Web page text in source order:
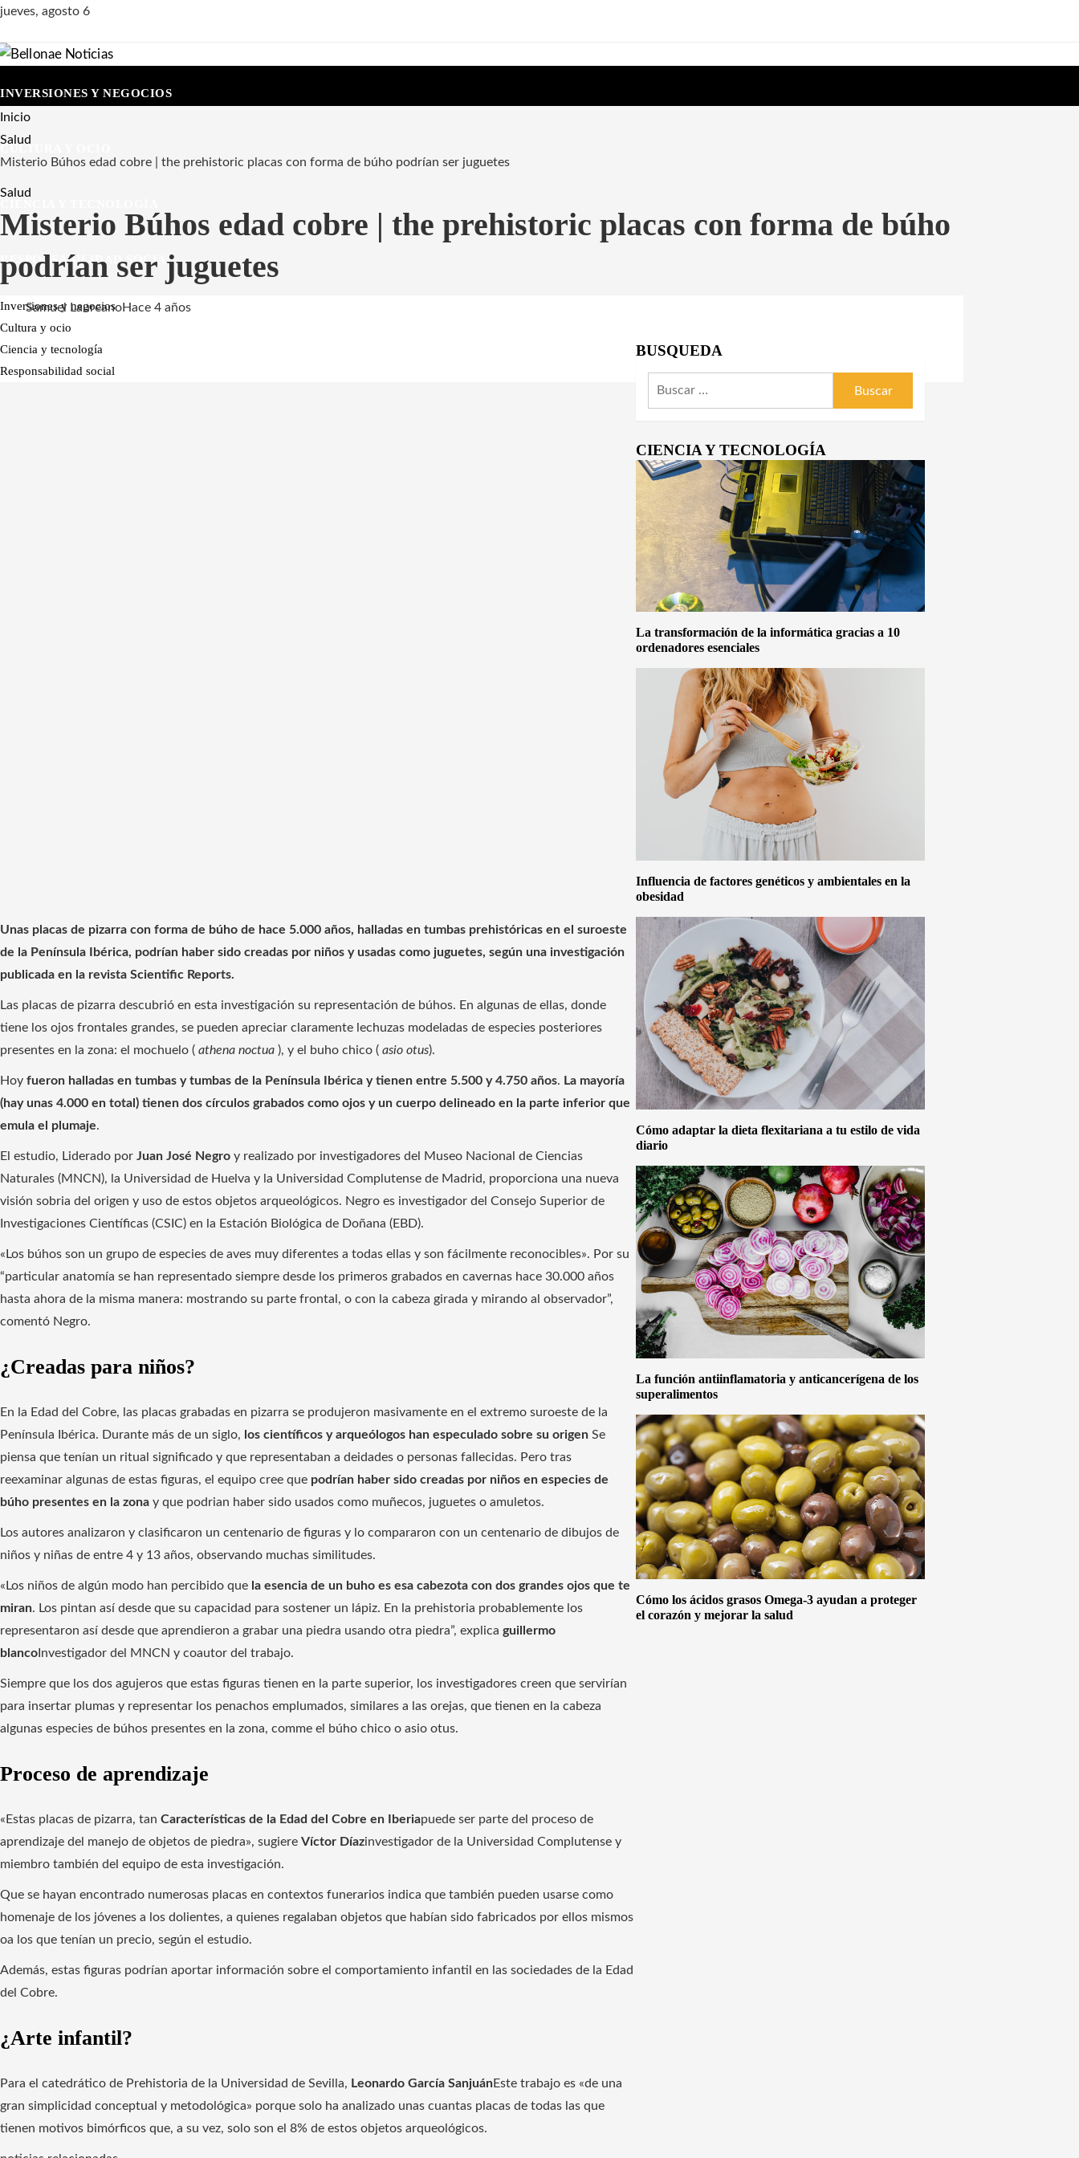
jueves, agosto 6
INVERSIONES Y NEGOCIOS
RESPONSABILIDAD SOCIAL
Inversiones y negocios
Cultura y ocio
Ciencia y tecnología
Responsabilidad social
Inicio
Salud
Misterio Búhos edad cobre | the prehistoric placas con forma de búho podrían ser juguetes
Salud
Misterio Búhos edad cobre | the prehistoric placas con forma de búho
podrían ser juguetes
Samuel LaureanoHace 4 años
Unas placas de pizarra con forma de búho de hace 5.000 años, halladas en tumbas prehistóricas en el suroeste
de la Península Ibérica, podrían haber sido creadas por niños y usadas como juguetes, según una investigación
publicada en la revista Scientific Reports.
Las placas de pizarra descubrió en esta investigación su representación de búhos. En algunas de ellas, donde
tiene los ojos frontales grandes, se pueden apreciar claramente lechuzas modeladas de especies posteriores
presentes en la zona: el mochuelo ( athena noctua ), y el buho chico ( asio otus).
Hoy fueron halladas en tumbas y tumbas de la Península Ibérica y tienen entre 5.500 y 4.750 años. La mayoría
(hay unas 4.000 en total) tienen dos círculos grabados como ojos y un cuerpo delineado en la parte inferior que
emula el plumaje.
El estudio, Liderado por Juan José Negro y realizado por investigadores del Museo Nacional de Ciencias
Naturales (MNCN), la Universidad de Huelva y la Universidad Complutense de Madrid, proporciona una nueva
visión sobria del origen y uso de estos objetos arqueológicos. Negro es investigador del Consejo Superior de
Investigaciones Científicas (CSIC) en la Estación Biológica de Doñana (EBD).
«Los búhos son un grupo de especies de aves muy diferentes a todas ellas y son fácilmente reconocibles». Por su
“particular anatomía se han representado siempre desde los primeros grabados en cavernas hace 30.000 años
hasta ahora de la misma manera: mostrando su parte frontal, o con la cabeza girada y mirando al observador”,
comentó Negro.
¿Creadas para niños?
En la Edad del Cobre, las placas grabadas en pizarra se produjeron masivamente en el extremo suroeste de la
Península Ibérica. Durante más de un siglo, los científicos y arqueólogos han especulado sobre su origen Se
piensa que tenían un ritual significado y que representaban a deidades o personas fallecidas. Pero tras
reexaminar algunas de estas figuras, el equipo cree que podrían haber sido creadas por niños en especies de
búho presentes en la zona y que podrian haber sido usados ​​como muñecos, juguetes o amuletos.
Los autores analizaron y clasificaron un centenario de figuras y lo compararon con un centenario de dibujos de
niños y niñas de entre 4 y 13 años, observando muchas similitudes.
«Los niños de algún modo han percibido que la esencia de un buho es esa cabezota con dos grandes ojos que te
miran. Los pintan así desde que su capacidad para sostener un lápiz. En la prehistoria probablemente los
representaron así desde que aprendieron a grabar una piedra usando otra piedra”, explica guillermo
blanco Investigador del MNCN y coautor del trabajo.
Siempre que los dos agujeros que estas figuras tienen en la parte superior, los investigadores creen que servirían
para insertar plumas y representar los penachos emplumados, similares a las orejas, que tienen en la cabeza
algunas especies de búhos presentes en la zona, comme el búho chico o asio otus.
Proceso de aprendizaje
«Estas placas de pizarra, tan Características de la Edad del Cobre en Iberiapuede ser parte del proceso de
aprendizaje del manejo de objetos de piedra», sugiere Víctor Díazinvestigador de la Universidad Complutense y
miembro también del equipo de esta investigación.
Que se hayan encontrado numerosas placas en contextos funerarios indica que también pueden usarse como
homenaje de los jóvenes a los dolientes, a quienes regalaban objetos que habían sido fabricados por ellos mismos
oa los que tenían un precio, según el estudio.
Además, estas figuras podrían aportar información sobre el comportamiento infantil en las sociedades de la Edad
del Cobre.
¿Arte infantil?
Para el catedrático de Prehistoria de la Universidad de Sevilla, Leonardo García SanjuánEste trabajo es «de una
gran simplicidad conceptual y metodológica» porque solo ha analizado unas cuantas placas de todas las que
tienen motivos bimórficos que, a su vez, solo son el 8% de estos objetos arqueológicos.
BUSQUEDA
Buscar:
CIENCIA Y TECNOLOGÍA
La transformación de la informática gracias a 10
ordenadores esenciales
Influencia de factores genéticos y ambientales en la
obesidad
Cómo adaptar la dieta flexitariana a tu estilo de vida
diario
La función antiinflamatoria y anticancerígena de los
superalimentos
Cómo los ácidos grasos Omega-3 ayudan a proteger
el corazón y mejorar la salud